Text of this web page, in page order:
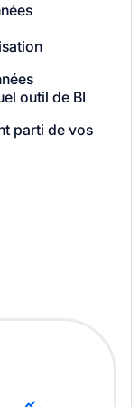
outil de BI
parti de vos